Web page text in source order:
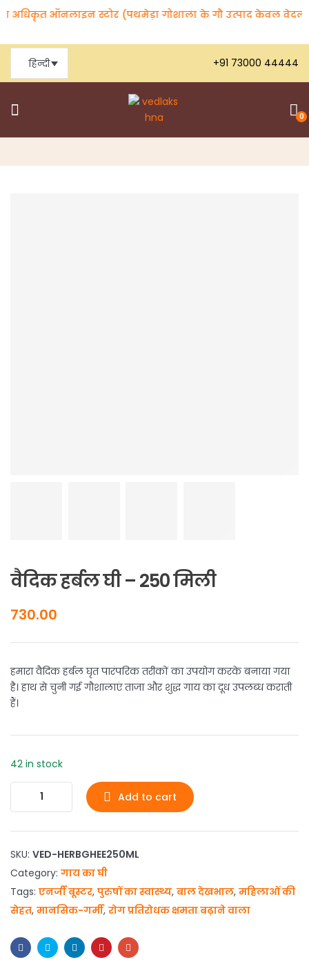
अधिकृत ऑनलाइन स्टोर (पथमेड़ा गोशाला के गौ उत्पाद केवल
हिन्दी +91 73000 44444
0
वैदिक हर्बल घी – 250 मिली
730.00
हमारा वैदिक हर्बल घृत पारंपरिक तरीकों का उपयोग करके बनाया गया
है। हाथ से चुनी गई गौशालाएं ताजा और शुद्ध गाय का दूध उपलब्ध कराती
हैं।
42 in stock
Add to cart
SKU: VED-HERBGHEE250ML
Category: गाय का घी
Tags: एनर्जी बूस्टर, पुरुषों का स्वास्थ्य, बाल देखभाल, महिलाओं की
सेहत, मानसिक-गर्मी, रोग प्रतिरोधक क्षमता बढ़ाने वाला
FacebookTwitterLinkedinPinterestEmail